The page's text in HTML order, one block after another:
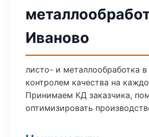
Иваново
листо- и металлообработка
контролем качества на
Принимаем КД заказчика,
оптимизировать